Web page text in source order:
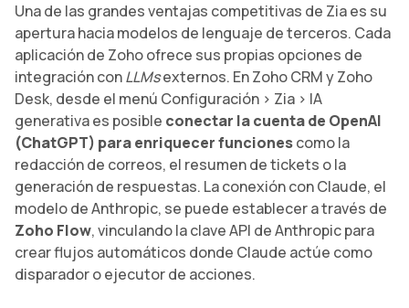
Una de las grandes ventajas competitivas de Zia es su
apertura hacia modelos de lenguaje de terceros. Cada
aplicación de Zoho ofrece sus propias opciones de
integración conLLMsexternos. En Zoho CRM y Zoho
Desk, desde el menú Configuración > Zia > IA
generativa es posible conectar la cuenta de OpenAI
(ChatGPT) para enriquecer funcionescomo la
redacción de correos, el resumen de tickets o la
generación de respuestas. La conexión con Claude, el
modelo de Anthropic, se puede establecer a través de
Zoho Flow, vinculando la clave API de Anthropic para
crear flujos automáticos donde Claude actúe como
disparador o ejecutor de acciones.